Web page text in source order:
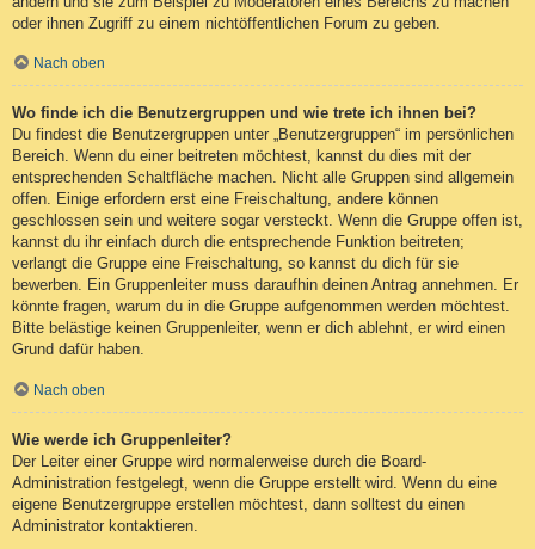
oder ihnen Zugriff zu einem nichtöffentlichen Forum zu geben.
Nach oben
Wo finde ich die Benutzergruppen und wie trete ich ihnen bei?
Du findest die Benutzergruppen unter „Benutzergruppen“ im persönlichen
Bereich. Wenn du einer beitreten möchtest, kannst du dies mit der
entsprechenden Schaltfläche machen. Nicht alle Gruppen sind allgemein
offen. Einige erfordern erst eine Freischaltung, andere können
geschlossen sein und weitere sogar versteckt. Wenn die Gruppe offen ist,
kannst du ihr einfach durch die entsprechende Funktion beitreten;
verlangt die Gruppe eine Freischaltung, so kannst du dich für sie
bewerben. Ein Gruppenleiter muss daraufhin deinen Antrag annehmen. Er
könnte fragen, warum du in die Gruppe aufgenommen werden möchtest.
Bitte belästige keinen Gruppenleiter, wenn er dich ablehnt, er wird einen
Grund dafür haben.
Nach oben
Wie werde ich Gruppenleiter?
Der Leiter einer Gruppe wird normalerweise durch die Board-
Administration festgelegt, wenn die Gruppe erstellt wird. Wenn du eine
eigene Benutzergruppe erstellen möchtest, dann solltest du einen
Administrator kontaktieren.